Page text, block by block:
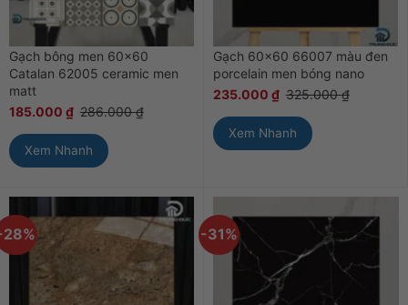
Gạch bông men 60×60
Catalan 62005 ceramic men
matt
185.000 ₫ 286.000₫
Xem Nhanh
Gạch 60×60 66007 màu đen
porcelain men bóng nano
235.000 ₫ 325.000₫
Xem Nhanh
-31%